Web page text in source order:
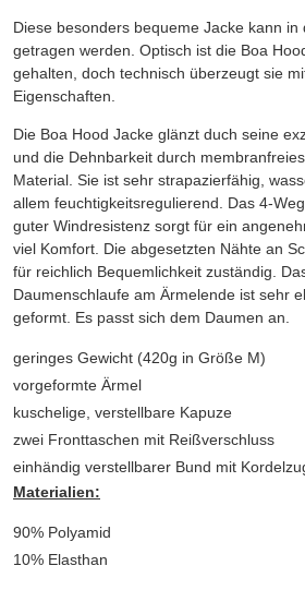
Diese besonders bequeme Jacke kann in
getragen werden. Optisch ist die Boa
gehalten, doch technisch überzeugt sie
Eigenschaften.
Die Boa Hood Jacke glänzt duch seine
und die Dehnbarkeit durch
Material. Sie ist sehr strapazierfähig,
allem feuchtigkeitsregulierend. Das 4-
guter Windresistenz sorgt für ein
viel Komfort. Die abgesetzten Nähte an
für reichlich Bequemlichkeit zuständig.
Daumenschlaufe am Ärmelende ist sehr
geformt. Es passt sich dem Daumen an.
geringes Gewicht (420g in Größe M)
vorgeformte Ärmel
kuschelige, verstellbare Kapuze
zwei Fronttaschen mit Reißverschluss
einhändig verstellbarer Bund mit
Materialien:
90% Polyamid
10% Elasthan